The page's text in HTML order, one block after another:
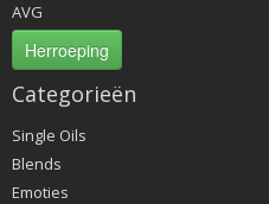
AVG
Herroeping
Categorieën
Single Oils
Blends
Emoties